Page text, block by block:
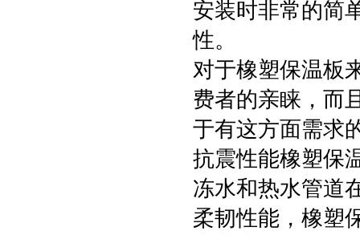
安装时非常的简
性。
对于橡塑保温板
费者的亲睐，而
于有这方面需求
抗震性能橡塑保
冻水和热水管道
柔韧性能，橡塑